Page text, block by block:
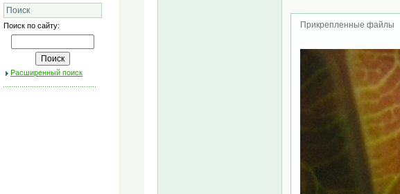
Поиск
Поиск по сайту:
Расширенный поиск
Прикрепленные файлы